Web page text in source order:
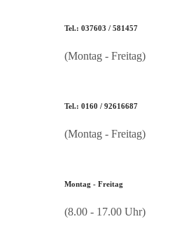
Tel.: 037603 / 581457
(Montag - Freitag)
Tel.: 0160 / 92616687
(Montag - Freitag)
Montag - Freitag
(8.00 - 17.00 Uhr)